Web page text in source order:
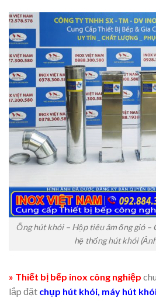
Ống hút khói – Hộp tiêu âm ống gió –
hệ thống hút khói
» Thiết bị bếp inox công nghiệp
lắp đặt chụp hút khói, máy hút